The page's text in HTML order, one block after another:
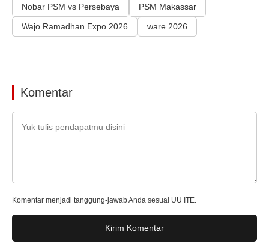
Nobar PSM vs Persebaya PSM Makassar
Wajo Ramadhan Expo 2026 ware 2026
Komentar
Komentar menjadi tanggung-jawab Anda sesuai UU ITE.
Kirim Komentar